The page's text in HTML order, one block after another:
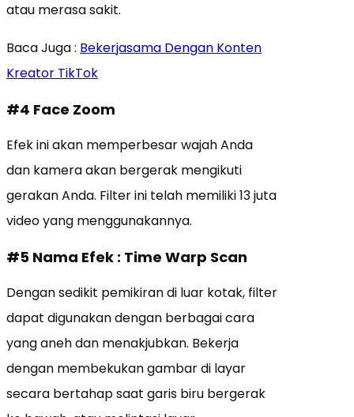
atau merasa sakit.
Baca Juga : Bekerjasama Dengan Konten
Kreator TikTok
#4 Face Zoom
Efek ini akan memperbesar wajah Anda
dan kamera akan bergerak mengikuti
gerakan Anda. Filter ini telah memiliki 13 juta
video yang menggunakannya.
#5 Nama Efek : Time Warp Scan
Dengan sedikit pemikiran di luar kotak, filter
dapat digunakan dengan berbagai cara
yang aneh dan menakjubkan. Bekerja
dengan membekukan gambar di layar
secara bertahap saat garis biru bergerak